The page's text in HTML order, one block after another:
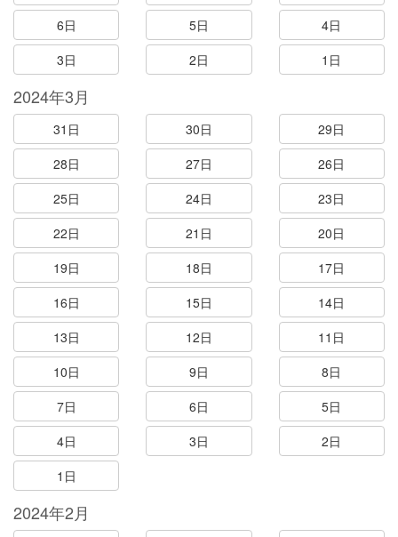
6日
5日
4日
3日
2日 1日
2024年3月
31日 30日
29日
28日
27日
26日
25日
24日
23日
22日
21日
20日
19日
18日
17日
16日
15日
14日
13日
12日
11日
10日
9日
8日
7日
6日
5日
4日
3日
2日
1日
2024年2月